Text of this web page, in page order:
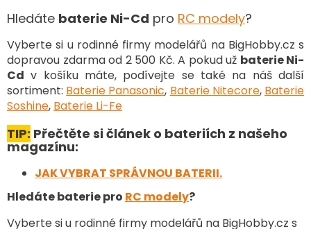
u
Hledáte baterie Ni-Cd pro RC modely?
Vyberte si u rodinné firmy modelářů na BigHobby.cz s
dopravou zdarma od 2 500 Kč. A pokud už baterie Ni-
Cd v košíku máte, podívejte se také na náš další
sortiment: Baterie Panasonic, Baterie Nitecore, Baterie
Soshine, Baterie Li-Fe
TIP: Přečtěte si článek o bateriích z našeho
magazínu:
JAK VYBRAT SPRÁVNOU BATERII.
Hledáte baterie pro RC modely?
Vyberte si u rodinné firmy modelářů na BigHobby.cz s